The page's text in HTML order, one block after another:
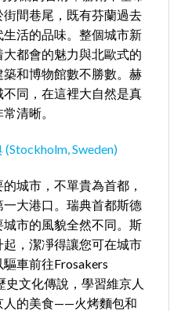
間巷尾，既有芬蘭過去
活的品味。整個城市新
都會的魅力與北歐式的
和博物館數不勝數。赫
同，在這裡大自然是真
清晰。
Sweden)
城市，不單貴為首都，
大港口。瑞典首都斯德
市的風貌全然不同。斯
，潔凈得讓您可在城市
車前往Frosakers
文化傳說，學習維京人
人的美食——火烤麵包和